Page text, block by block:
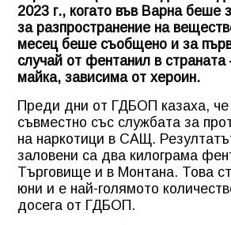
2023 г., когато във Варна
за разпространение на
месец беше съобщено и за
случай от фентанил в
майка, зависима от хероин.
Преди дни от ГДБОП казаха, че
съвместно със службата за
на наркотици в САЩ.
заловени са два килограма
Търговище и в Монтана. Това
юни и е най-голямото
досега от ГДБОП.